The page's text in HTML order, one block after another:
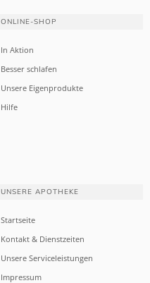
ONLINE-SHOP
In Aktion
Besser schlafen
Unsere Eigenprodukte
Hilfe
UNSERE APOTHEKE
Startseite
Kontakt & Dienstzeiten
Unsere Serviceleistungen
Impressum